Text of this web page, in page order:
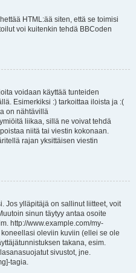
HTML:ää siten, että se toimisi
voi kuitenkin tehdä BBCoden
voidaan käyttää tunteiden
Esimerkiksi :) tarkoittaa iloista ja :(
on nähtävillä
liikaa, sillä ne voivat tehdä
niitä tai viestin kokonaan.
rajan yksittäisen viestin
Jos ylläpitäjä on sallinut liitteet, voit
sinun täytyy antaa osoite
http://www.example.com/my-
oleviin kuviin (ellei se ole
takana, esim.
sivustot, jne.
tagia.